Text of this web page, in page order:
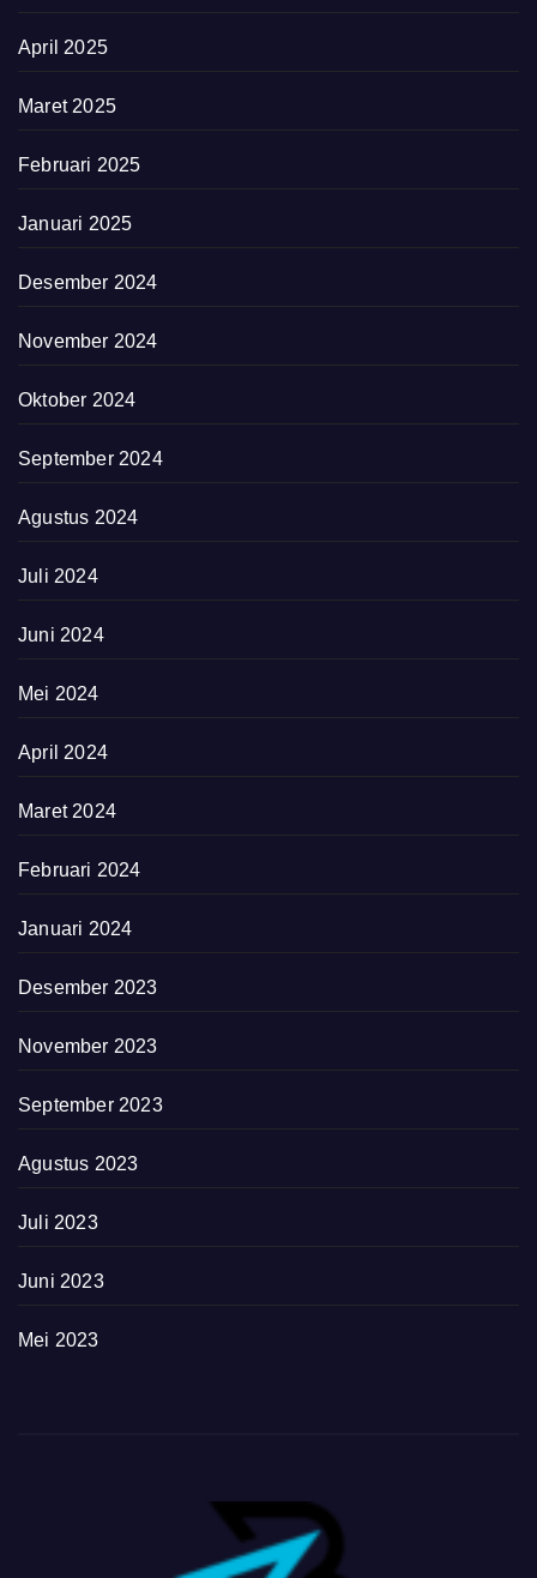
April 2025
Maret 2025
Februari 2025
Januari 2025
Desember 2024
November 2024
Oktober 2024
September 2024
Agustus 2024
Juli 2024
Juni 2024
Mei 2024
April 2024
Maret 2024
Februari 2024
Januari 2024
Desember 2023
November 2023
September 2023
Agustus 2023
Juli 2023
Juni 2023
Mei 2023